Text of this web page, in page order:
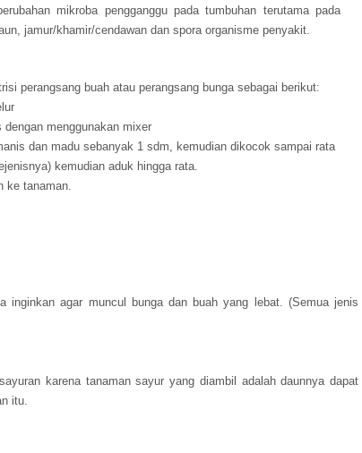
mikroba pengganggu pada tumbuhan terutama pada
jamur/khamir/cendawan dan spora organisme penyakit.
perangsang buah atau perangsang bunga sebagai berikut:
menggunakan mixer
dan madu sebanyak 1 sdm, kemudian dikocok sampai rata
kemudian aduk hingga rata.
ke tanaman.
inginkan agar muncul bunga dan buah yang lebat. (Semua jenis
karena tanaman sayur yang diambil adalah daunnya dapat
itu.